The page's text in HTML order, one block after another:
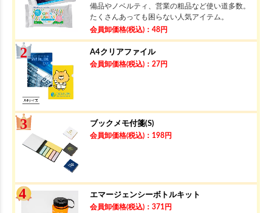
備品やノベルティ、営業の粗品など使い道多数。
たくさんあっても困らない人気アイテム。
会員卸価格(税込) ： 48円
A4クリアファイル
会員卸価格(税込) ： 27円
ブックメモ付箋(S)
会員卸価格(税込) ： 198円
エマージェンシーボトルキット
会員卸価格(税込) ： 371 円